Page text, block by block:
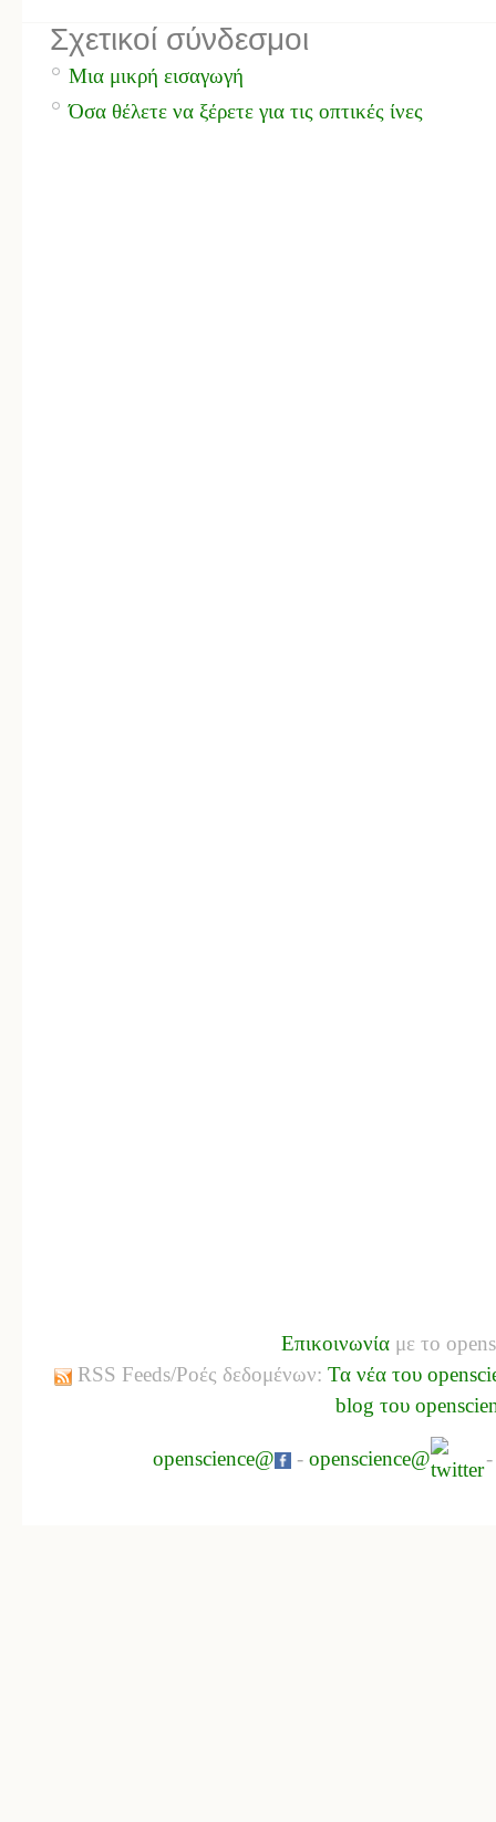
Σχετικοί σύνδεσμοι
Μια μικρή εισαγωγή
Όσα θέλετε να ξέρετε για τις οπτικές ίνες
Επικοινωνία με το
RSS Feeds/Ροές δεδομένων: Τα νέα του
blog του
openscience@ - openscience@